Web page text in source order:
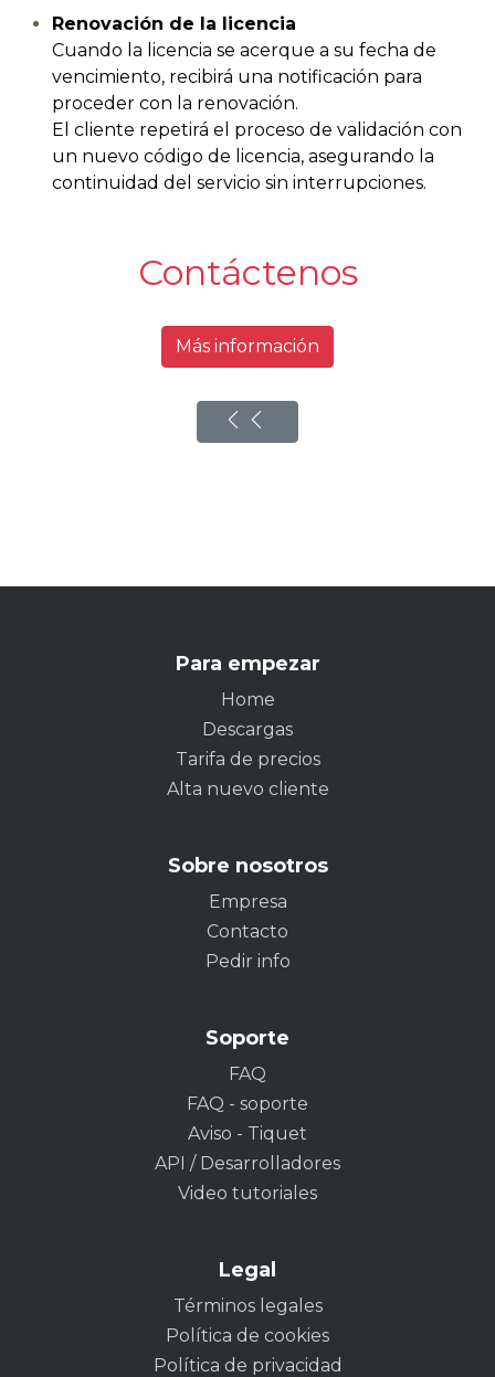
Renovación de la licencia
Cuando la licencia se acerque a su fecha de
vencimiento, recibirá una notificación para
proceder con la renovación.
El cliente repetirá el proceso de validación con
un nuevo código de licencia, asegurando la
continuidad del servicio sin interrupciones.
Contáctenos
Más información
Para empezar
Home
Descargas
Tarifa de precios
Alta nuevo cliente
Sobre nosotros
Empresa
Contacto
Pedir info
Soporte
FAQ
FAQ - soporte
Aviso - Tiquet
API / Desarrolladores
Video tutoriales
Legal
Términos legales
Política de cookies
Política de privacidad